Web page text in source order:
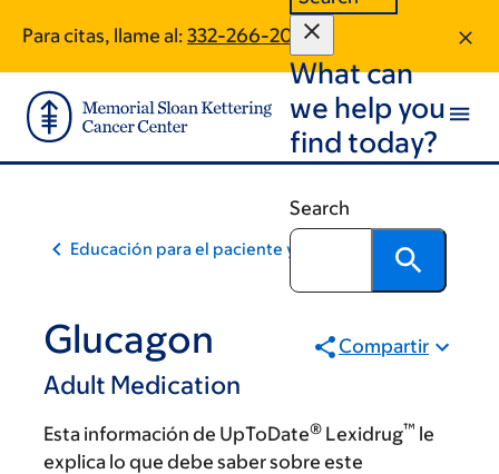
main
content
footer
Para citas, llame al: 332-266-2069
What can
we help you
find today?
Search
Educación para el paciente y la comunidad
Glucagon
Adult Medication
Compartir
Esta información de UpToDate® Lexidrug™ le
explica lo que debe saber sobre este